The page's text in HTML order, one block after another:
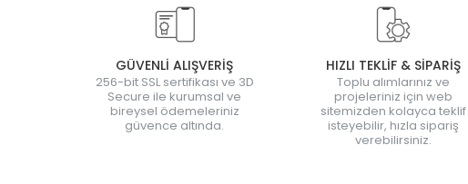
GÜVENLİ ALIŞVERİŞ
256-bit SSL sertifikası ve 3D
Secure ile kurumsal ve
bireysel ödemeleriniz
güvence altında.
HIZLI TEKLİF & SİPARİŞ
Toplu alımlarınız ve
projeleriniz için web
sitemizden kolayca teklif
isteyebilir, hızla sipariş
verebilirsiniz.